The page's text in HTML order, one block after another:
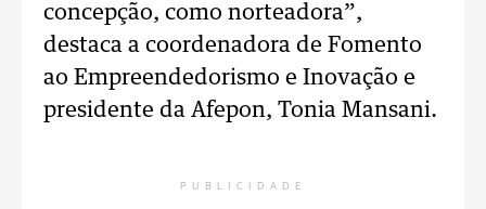
concepção, como norteadora”,
destaca a coordenadora de Fomento
ao Empreendedorismo e Inovação e
presidente da Afepon, Tonia Mansani.
PUBLICIDADE